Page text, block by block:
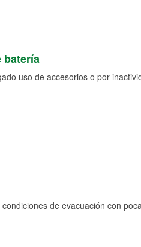
batería
uso de accesorios o por
de evacuación con